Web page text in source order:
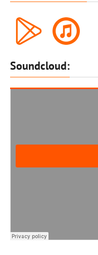
Soundcloud: